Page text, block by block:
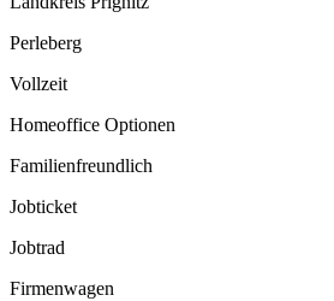
Perleberg
Vollzeit
Homeoffice Optionen
Familienfreundlich
Jobticket
Jobtrad
Firmenwagen